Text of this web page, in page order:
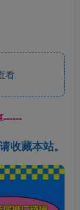
看
------
收藏本站。